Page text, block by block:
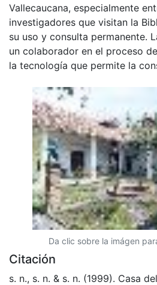
Vallecaucana, especialmente
investigadores que visitan la
su uso y consulta permanente.
un colaborador en el proceso
la tecnología que permite la
Da clic sobre la imágen
Citación
s. n., s. n. & s. n. (1999). Casa